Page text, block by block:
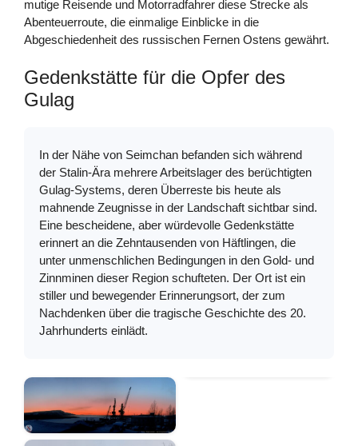
mutige Reisende und Motorradfahrer diese Strecke als
Abenteuerroute, die einmalige Einblicke in die
Abgeschiedenheit des russischen Fernen Ostens gewährt.
Gedenkstätte für die Opfer des
Gulag
In der Nähe von Seimchan befanden sich während
der Stalin-Ära mehrere Arbeitslager des berüchtigten
Gulag-Systems, deren Überreste bis heute als
mahnende Zeugnisse in der Landschaft sichtbar sind.
Eine bescheidene, aber würdevolle Gedenkstätte
erinnert an die Zehntausenden von Häftlingen, die
unter unmenschlichen Bedingungen in den Gold- und
Zinnminen dieser Region schufteten. Der Ort ist ein
stiller und bewegender Erinnerungsort, der zum
Nachdenken über die tragische Geschichte des 20.
Jahrhunderts einlädt.